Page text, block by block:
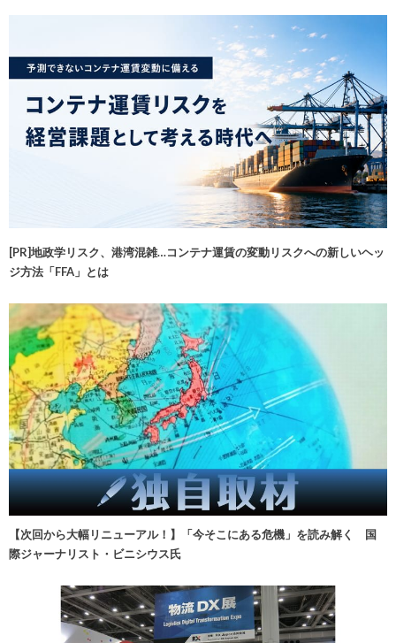
[PR]地政学リスク、港湾混雑…コンテナ運賃の変動リスクへの新しいヘッ
ジ方法「FFA」とは
【次回から大幅リニューアル！】「今そこにある危機」を読み解く 国
際ジャーナリスト・ビニシウス氏